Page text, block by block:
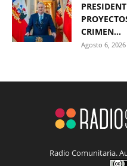
CRIMEN...
Agosto 6, 2026
Radio Comunitaria.